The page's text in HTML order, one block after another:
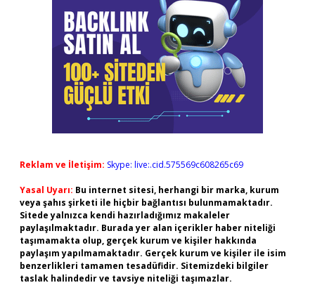
Reklam ve İletişim: Skype: live:.cid.575569c608265c69
Yasal Uyarı: Bu internet sitesi, herhangi bir marka, kurum
veya şahıs şirketi ile hiçbir bağlantısı bulunmamaktadır.
Sitede yalnızca kendi hazırladığımız makaleler
paylaşılmaktadır. Burada yer alan içerikler haber niteliği
taşımamakta olup, gerçek kurum ve kişiler hakkında
paylaşım yapılmamaktadır. Gerçek kurum ve kişiler ile isim
benzerlikleri tamamen tesadüfidir. Sitemizdeki bilgiler
taslak halindedir ve tavsiye niteliği taşımazlar.